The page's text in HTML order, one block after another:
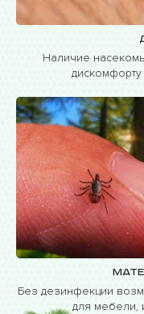
Наличие
Без дезинфекции
для мебели,